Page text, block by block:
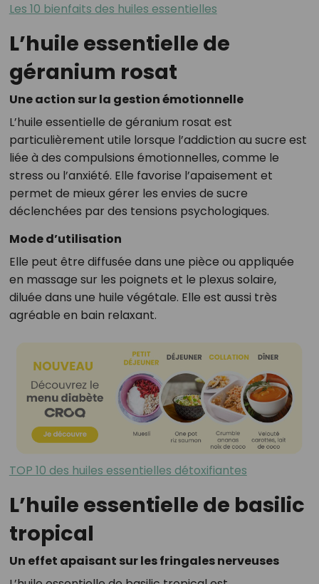
Les 10 bienfaits des huiles essentielles
L’huile essentielle de
géranium rosat
Une action sur la gestion émotionnelle
L’huile essentielle de géranium rosat est
particulièrement utile lorsque l’addiction au sucre est
liée à des compulsions émotionnelles, comme le
stress ou l’anxiété. Elle favorise l’apaisement et
permet de mieux gérer les envies de sucre
déclenchées par des tensions psychologiques.
Mode d’utilisation
Elle peut être diffusée dans une pièce ou appliquée
en massage sur les poignets et le plexus solaire,
diluée dans une huile végétale. Elle est aussi très
agréable en bain relaxant.
TOP 10 des huiles essentielles détoxifiantes
L’huile essentielle de basilic
tropical
Un effet apaisant sur les fringales nerveuses